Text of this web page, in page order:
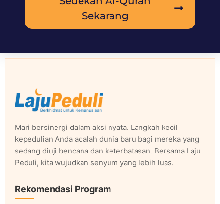
Sekarang
Mari bersinergi dalam aksi nyata. Langkah kecil
kepedulian Anda adalah dunia baru bagi mereka yang
sedang diuji bencana dan keterbatasan. Bersama Laju
Peduli, kita wujudkan senyum yang lebih luas.
Rekomendasi Program